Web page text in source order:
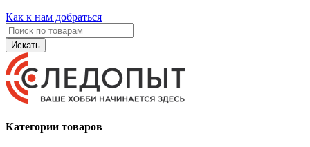
Как к нам добраться
Искать
Категории товаров